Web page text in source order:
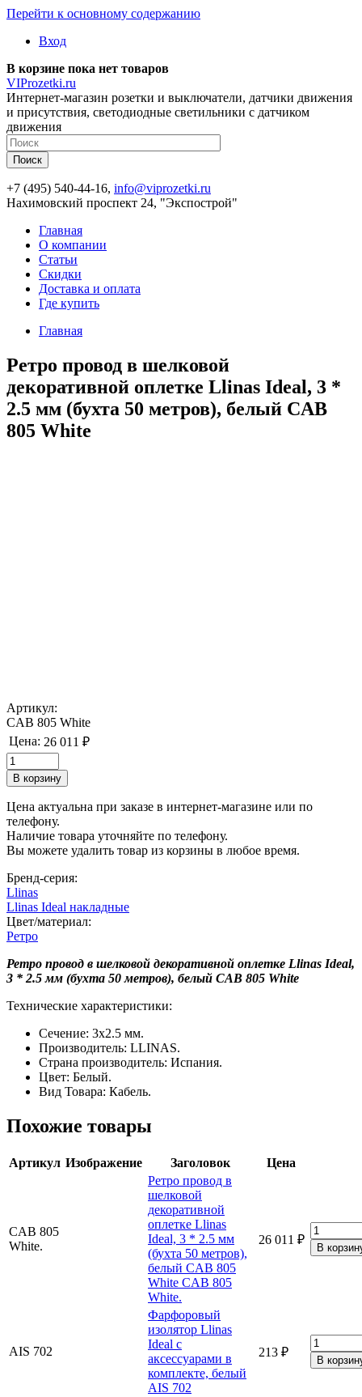
Перейти к основному содержанию
Вход
В корзине пока нет товаров
VIProzetki.ru
Интернет-магазин розетки и выключатели, датчики движения
и присутствия, светодиодные светильники с датчиком
движения
+7 (495) 540-44-16, info@viprozetki.ru
Нахимовский проспект 24, "Экспострой"
Главная
О компании
Статьи
Скидки
Доставка и оплата
Где купить
Главная
Ретро провод в шелковой
декоративной оплетке Llinas Ideal, 3 *
2.5 мм (бухта 50 метров), белый CAB
805 White
Артикул:
CAB 805 White
Цена: 26 011 ₽
Цена актуальна при заказе в интернет-магазине или по
телефону.
Наличие товара уточняйте по телефону.
Вы можете удалить товар из корзины в любое время.
Бренд-серия:
Llinas
Llinas Ideal накладные
Цвет/материал:
Ретро
Ретро провод в шелковой декоративной оплетке Llinas Ideal,
3 * 2.5 мм (бухта 50 метров), белый CAB 805 White
Технические характеристики:
Сечение: 3x2.5 мм.
Производитель: LLINAS.
Страна производитель: Испания.
Цвет: Белый.
Вид Товара: Кабель.
Похожие товары
Артикул Изображение Заголовок Цена
CAB 805
White.
Ретро провод в
шелковой
декоративной
оплетке Llinas
Ideal, 3 * 2.5 мм
(бухта 50 метров),
белый CAB 805
White CAB 805
White.
26 011 ₽
AIS 702
Фарфоровый
изолятор Llinas
Ideal c
аксессуарами в
комплекте, белый
AIS 702
213 ₽